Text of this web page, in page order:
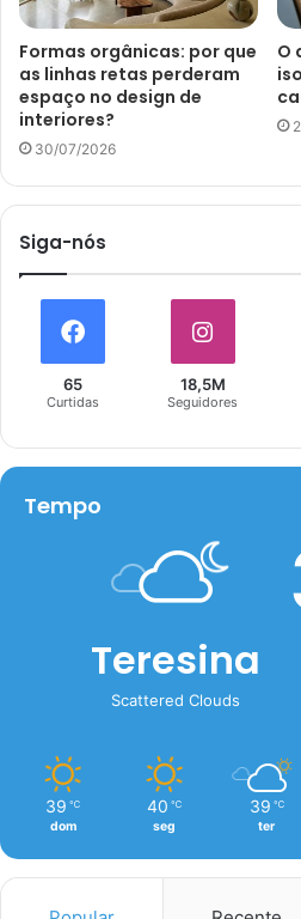
Formas orgânicas: por que
as linhas retas perderam
espaço no design de
interiores?
30/07/2026
O
Siga-nós
65
Curtidas
18,5M
Seguidores
Tempo
Teresina
Scattered Clouds
39 ℃
dom
40 ℃
seg
39 ℃
ter